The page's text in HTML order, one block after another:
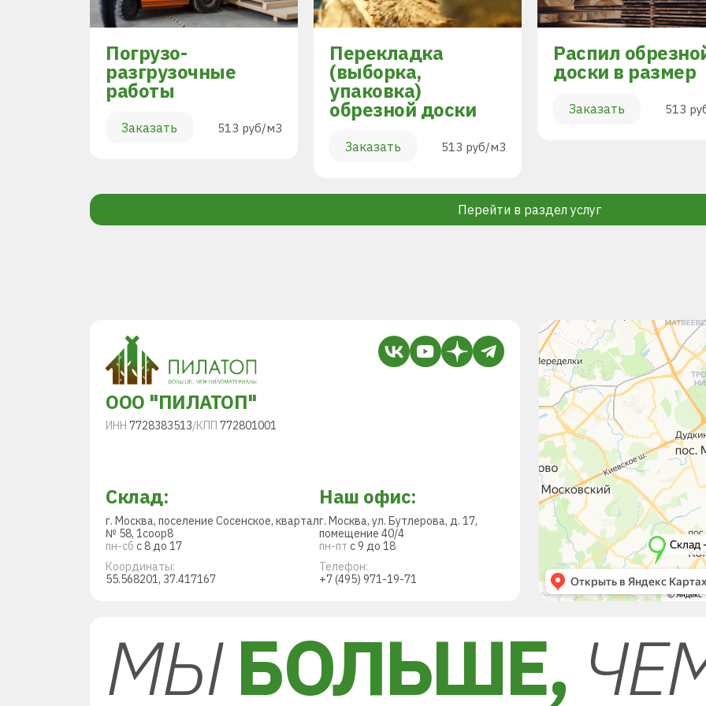
Погрузо-
разгрузочные
работы
Заказать 513 руб/м3
Перекладка
(выборка,
упаковка)
обрезной доски
Заказать 513 руб/м3
Распил
доски в размер
Заказать 513
Перейти в раздел услуг
ООО "ПИЛАТОП"
ИНН 7728383513/КПП 772801001
Склад:
г. Москва, поселение Сосенское, квартал
№ 58, 1соор8
пн-сб с 8 до 17
Координаты:
55.568201, 37.417167
Наш офис:
г. Москва, ул. Бутлерова, д. 17,
помещение 40/4
пн-пт с 9 до 18
Телефон:
+7 (495) 971-19-71
МЫБОЛЬШЕ,